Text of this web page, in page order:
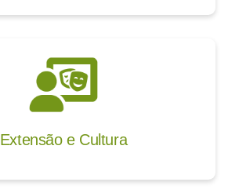
Extensão e Cultura